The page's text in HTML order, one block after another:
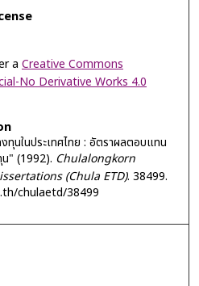
a Creative Commons
No Derivative Works 4.0
นในประเทศไทย : อัตราผลตอบแทน
" (1992). Chulalongkorn
(Chula ETD). 38499.
chulaetd/38499